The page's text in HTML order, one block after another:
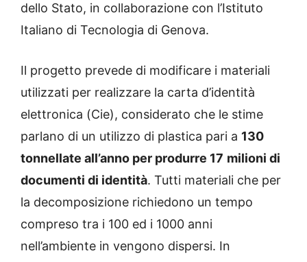
dello Stato, in collaborazione con l’Istituto
Italiano di Tecnologia di Genova.
Il progetto prevede di modificare i materiali
utilizzati per realizzare la carta d’identità
elettronica (Cie), considerato che le stime
parlano di un utilizzo di plastica pari a 130
tonnellate all’anno per produrre 17 milioni di
documenti di identità. Tutti materiali che per
la decomposizione richiedono un tempo
compreso tra i 100 ed i 1000 anni
nell’ambiente in vengono dispersi. In